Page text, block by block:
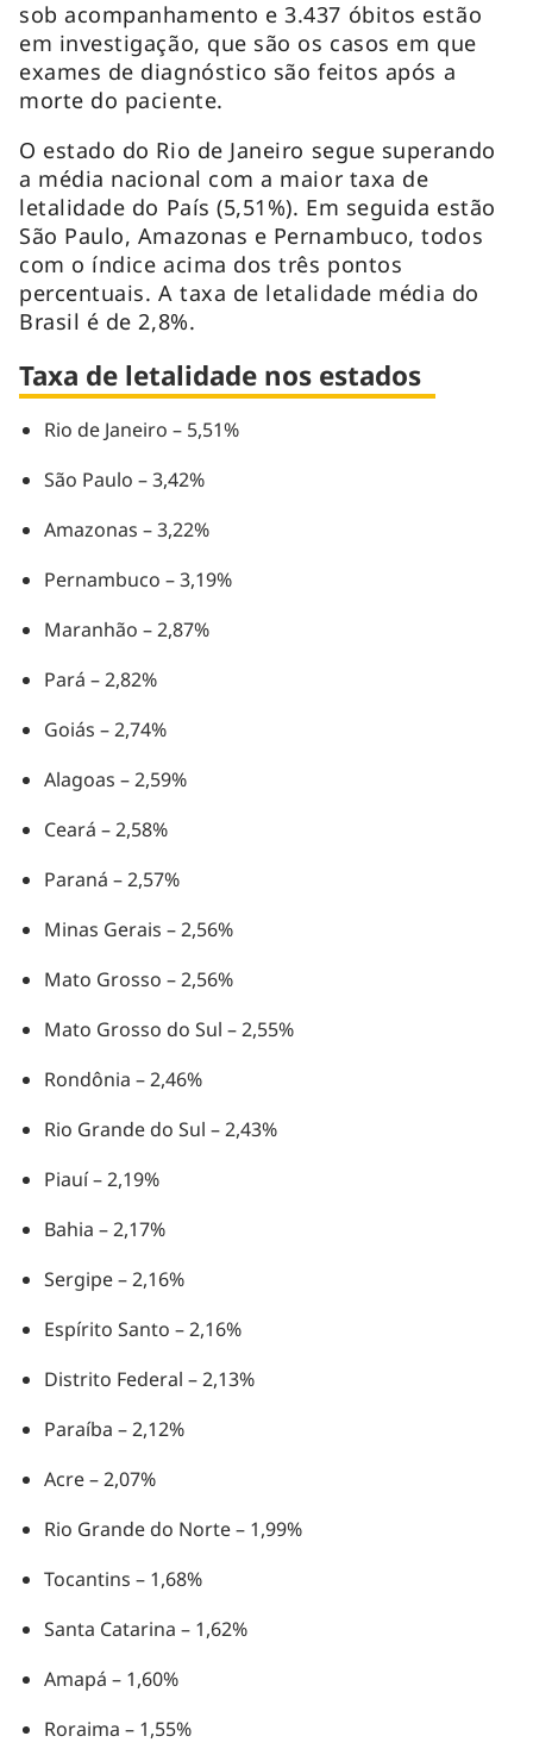
sob acompanhamento e 3.437 óbitos estão
em investigação, que são os casos em que
exames de diagnóstico são feitos após a
morte do paciente.
O estado do Rio de Janeiro segue superando
a média nacional com a maior taxa de
letalidade do País (5,51%). Em seguida estão
São Paulo, Amazonas e Pernambuco, todos
com o índice acima dos três pontos
percentuais. A taxa de letalidade média do
Brasil é de 2,8%.
Taxa de letalidade nos estados
Rio de Janeiro – 5,51%
São Paulo – 3,42%
Amazonas – 3,22%
Pernambuco – 3,19%
Maranhão – 2,87%
Pará – 2,82%
Goiás – 2,74%
Alagoas – 2,59%
Ceará – 2,58%
Paraná – 2,57%
Minas Gerais – 2,56%
Mato Grosso – 2,56%
Mato Grosso do Sul – 2,55%
Rondônia – 2,46%
Rio Grande do Sul – 2,43%
Piauí – 2,19%
Bahia – 2,17%
Sergipe – 2,16%
Espírito Santo – 2,16%
Distrito Federal – 2,13%
Paraíba – 2,12%
Acre – 2,07%
Rio Grande do Norte – 1,99%
Tocantins – 1,68%
Santa Catarina – 1,62%
Amapá – 1,60%
Roraima – 1,55%